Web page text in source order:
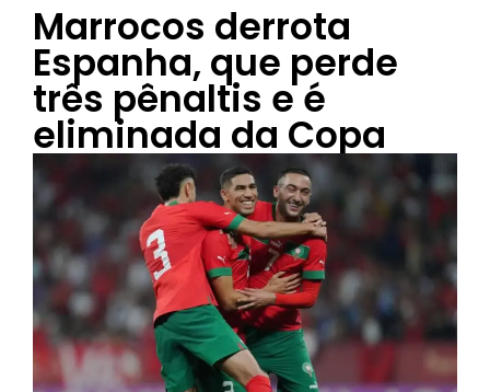
Marrocos derrota
Espanha, que perde
três pênaltis e é
eliminada da Copa